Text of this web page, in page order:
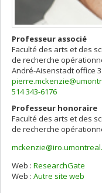
Professeur associé
Faculté des arts et des
de recherche
André-Aisenstadt office
514 343-6176
Professeur honoraire
Faculté des arts et des
de recherche
Web : ResearchGate
Web : Autre site web